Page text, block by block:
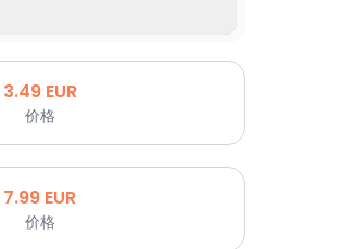
3.49 EUR
价格
7.99 EUR
价格